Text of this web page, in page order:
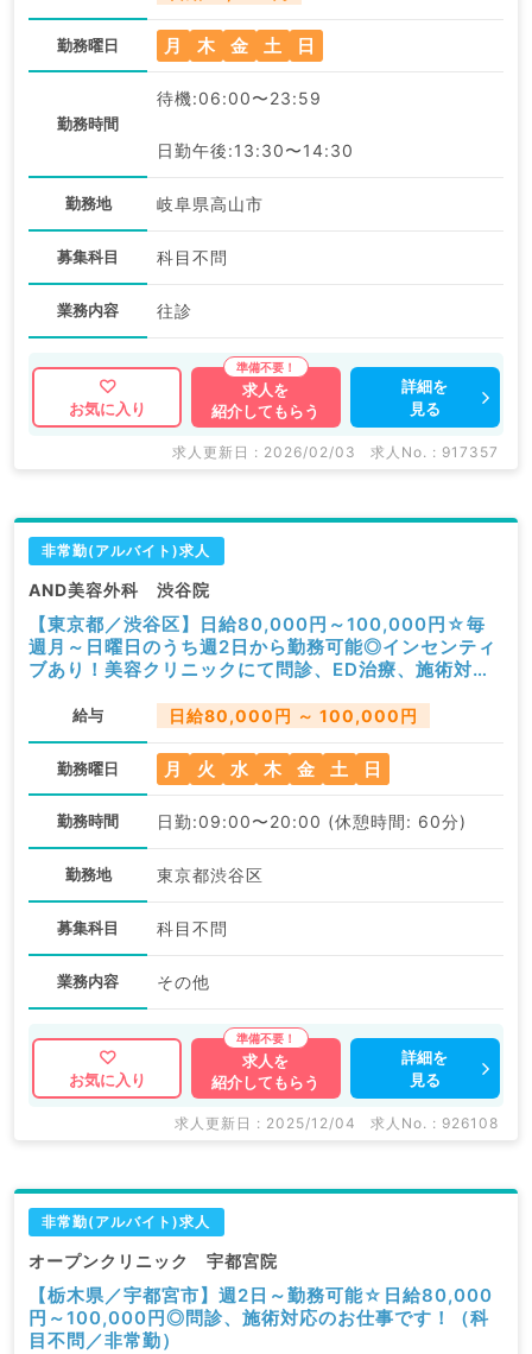
勤務曜日 月 木 金 土 日
勤務時間
待機:06:00〜23:59
日勤午後:13:30〜14:30
勤務地 岐阜県高山市
募集科目 科目不問
業務内容 往診
お気に入り
求人を
紹介してもらう
詳細を
見る
求人更新日 : 2026/02/03 求人No. : 917357
非常勤(アルバイト)求人
AND美容外科 渋谷院
【東京都／渋谷区】日給80,000円～100,000円☆毎
週月～日曜日のうち週2日から勤務可能◎インセンティ
ブあり！美容クリニックにて問診、ED治療、施術対応
給与 日給80,000円 ～ 100,000円
勤務曜日 月 火 水 木 金 土 日
勤務時間 日勤:09:00〜20:00 (休憩時間: 60分)
勤務地 東京都渋谷区
募集科目 科目不問
業務内容 その他
お気に入り
求人を
紹介してもらう
詳細を
見る
求人更新日 : 2025/12/04 求人No. : 926108
非常勤(アルバイト)求人
オープンクリニック 宇都宮院
【栃木県／宇都宮市】週2日～勤務可能☆日給80,000
円～100,000円◎問診、施術対応のお仕事です！（科
目不問／非常勤）